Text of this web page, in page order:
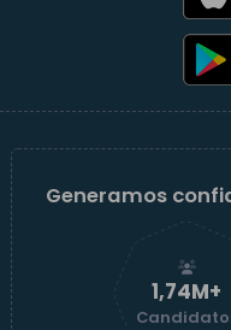
Generamos
1,74M+